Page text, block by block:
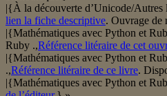
|{À la découverte d’Unicode/Autres
lien la fiche descriptive. Ouvrage de
|{Mathématiques avec Python et
Ruby .,Référence litéraire de cet
|{Mathématiques avec Python et
.,Référence litéraire de ce livre.
|{Mathématiques avec Python et